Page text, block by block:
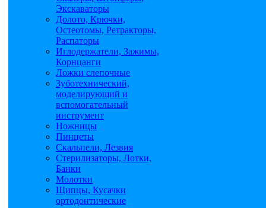
Экскаваторы
Долото, Крючки,
Остеотомы, Ретракторы,
Распаторы
Иглодержатели, Зажимы,
Корнцанги
Ложки слепочные
Зуботехнический,
моделирующий и
вспомогательный
инструмент
Ножницы
Пинцеты
Скальпели, Лезвия
Стерилизаторы, Лотки,
Банки
Молотки
Щипцы, Кусачки
ортодонтические